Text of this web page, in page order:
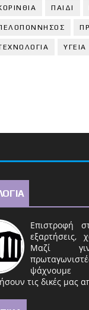
ΠΑΙΔΙ
ΥΓΕΙΑ
Επιστροφή
εξαρτήσεις,
Μαζί
τις δικές μας